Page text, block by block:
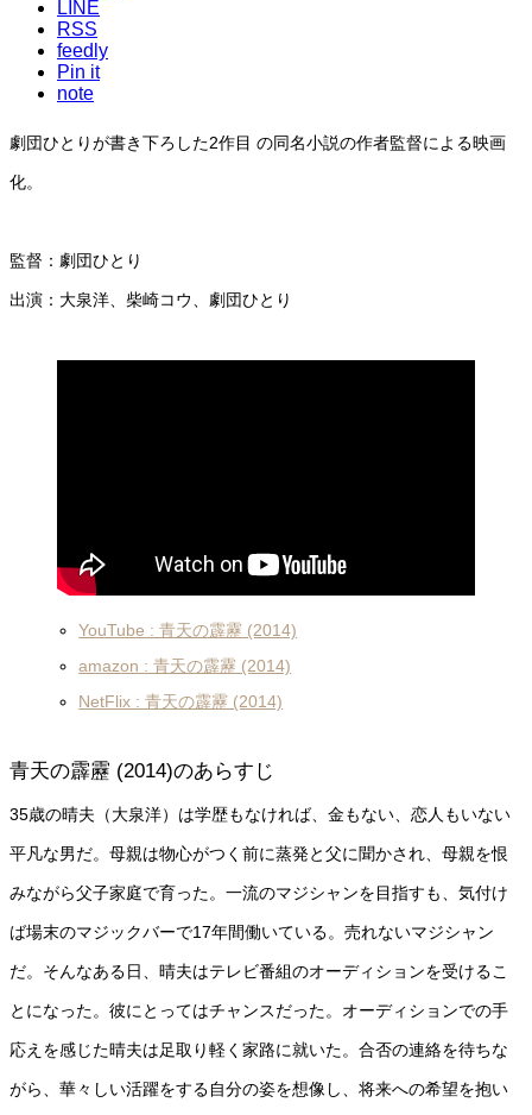
LINE
RSS
feedly
Pin it
note
劇団ひとりが書き下ろした2作目 の同名小説の作者監督による映画
化。
監督：劇団ひとり
出演：大泉洋、柴崎コウ、劇団ひとり
YouTube : 青天の霹靂 (2014)
amazon : 青天の霹靂 (2014)
NetFlix : 青天の霹靂 (2014)
青天の霹靂 (2014)のあらすじ
35歳の晴夫（大泉洋）は学歴もなければ、金もない、恋人もいない
平凡な男だ。母親は物心がつく前に蒸発と父に聞かされ、母親を恨
みながら父子家庭で育った。一流のマジシャンを目指すも、気付け
ば場末のマジックバーで17年間働いている。売れないマジシャン
だ。そんなある日、晴夫はテレビ番組のオーディションを受けるこ
とになった。彼にとってはチャンスだった。オーディションでの手
応えを感じた晴夫は足取り軽く家路に就いた。合否の連絡を待ちな
がら、華々しい活躍をする自分の姿を想像し、将来への希望を抱い